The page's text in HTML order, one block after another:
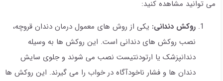
می توانید مشاهده کنید:
روکش دندانی: یکی از روش های معمول درمان دندان قروچه،
نصب روکش های دندانی است. این روکش ها به وسیله
دندانپزشک یا ارتودنتیست نصب می شوند و جلوی سایش
دندان ها و فشار ناخودآگاه در خواب را می گیرند. این روکش ها